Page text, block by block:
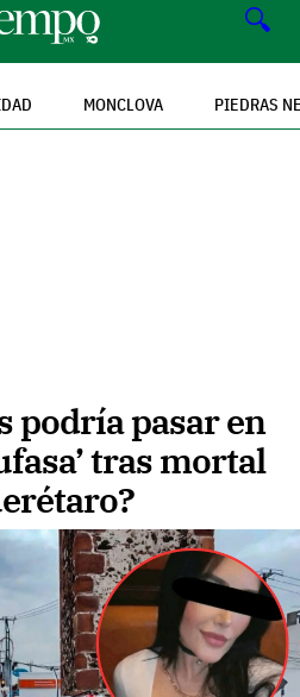
🔍
MONCLOVA PIEDRAS
podría pasar en
tras mortal